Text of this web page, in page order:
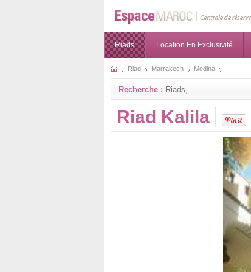
Riads Location En Exclusivité
Riad Marrakech Medina
Recherche : Riads,
Riad Kalila